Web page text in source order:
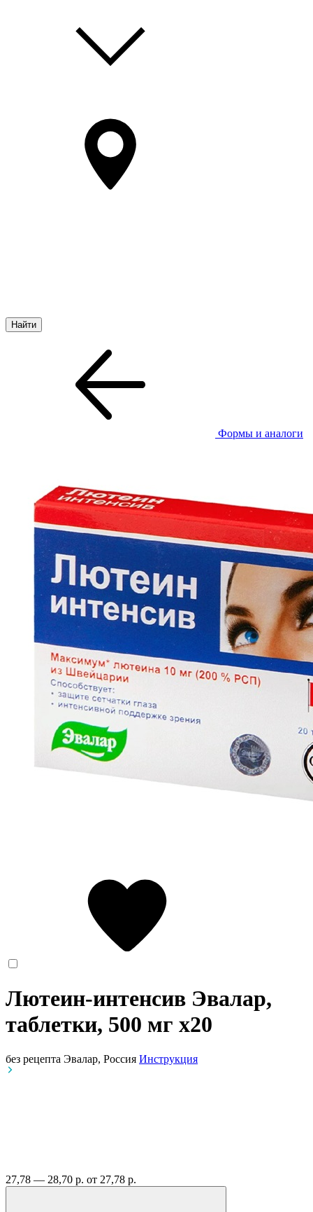
Формы и аналоги
Лютеин-интенсив Эвалар,
таблетки, 500 мг x20
без рецепта Эвалар, Россия Инструкция
27,78 — 28,70 р. от 27,78 р.